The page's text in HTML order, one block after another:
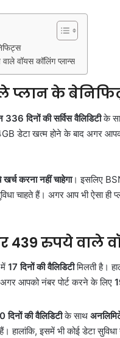
वॉयस कॉलिंग प्लान्स
प्लान के
336 दिनों की सर्विस वैलिडिटीके
डेटा खत्म होने के बाद अगर
करना नहीं चाहेगा। इसलिए
चाहते हैं। अगर आप भी ऐसा ही
439 रुपये वाले
17 दिनों की वैलिडिटीमिलती है।
आपको नंबर पोर्ट करने के लिए
दिनों की वैलिडिटीके साथ
हालांकि, इसमें भी कोई डेटा सुविधा